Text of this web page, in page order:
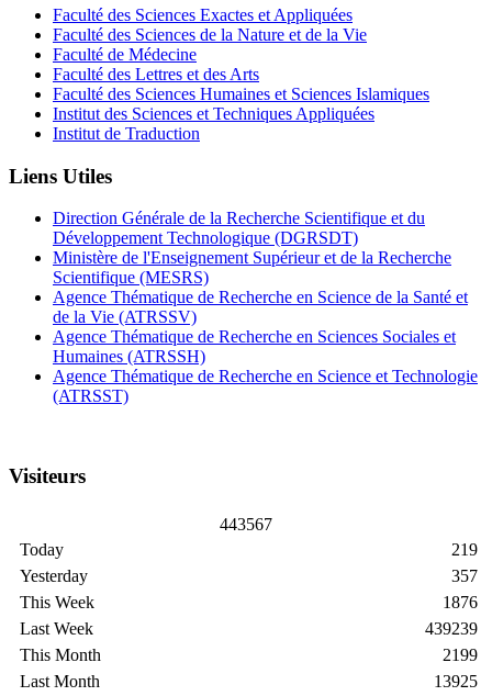
Faculté des Sciences Exactes et Appliquées
Faculté des Sciences de la Nature et de la Vie
Faculté de Médecine
Faculté des Lettres et des Arts
Faculté des Sciences Humaines et Sciences Islamiques
Institut des Sciences et Techniques Appliquées
Institut de Traduction
Liens Utiles
Direction Générale de la Recherche Scientifique et du
Développement Technologique (DGRSDT)
Ministère de l'Enseignement Supérieur et de la Recherche
Scientifique (MESRS)
Agence Thématique de Recherche en Science de la Santé et
de la Vie (ATRSSV)
Agence Thématique de Recherche en Sciences Sociales et
Humaines (ATRSSH)
Agence Thématique de Recherche en Science et Technologie
(ATRSST)
Visiteurs
443567
Today
Yesterday
This Week
Last Week
This Month
Last Month
219
357
1876
439239
2199
13925